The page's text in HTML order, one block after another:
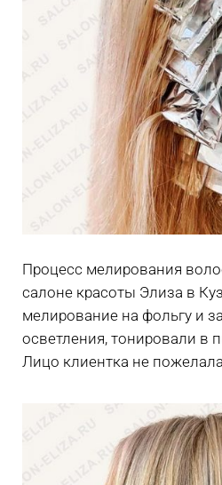
Процесс мелирования
салоне красоты Элиза в
мелирование на фольгу и
осветления, тонировали в
Лицо клиентка не